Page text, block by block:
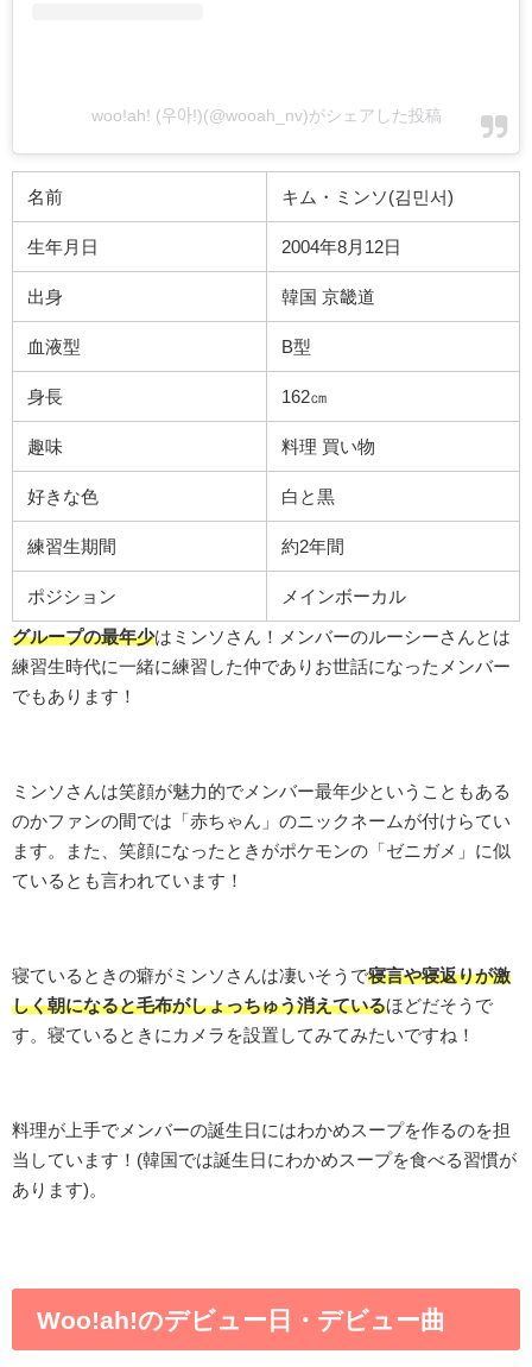
woo!ah! (우아!)(@wooah_nv)がシェアした投稿
名前 キム・ミンソ(김민서 )
生年月日 2004年8月12日
出身 韓国 京畿道
血液型 B型
身長 162㎝
趣味 料理 買い物
好きな色 白と黒
練習生期間 約2年間
ポジション メインボーカル
グループの最年少はミンソさん！メンバーのルーシーさんとは
練習生時代に一緒に練習した仲でありお世話になったメンバー
でもあります！
ミンソさんは笑顔が魅力的でメンバー最年少ということもある
のかファンの間では「赤ちゃん」のニックネームが付けらてい
ます。また、笑顔になったときがポケモンの「ゼニガメ」に似
ているとも言われています！
寝ているときの癖がミンソさんは凄いそうで寝言や寝返りが激
しく朝になると毛布がしょっちゅう消えているほどだそうで
す。寝ているときにカメラを設置してみてみたいですね！
料理が上手でメンバーの誕生日にはわかめスープを作るのを担
当しています！(韓国では誕生日にわかめスープを食べる習慣が
あります)。
Woo!ah!のデビュー日・デビュー曲